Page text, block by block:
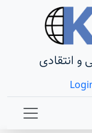
و انتقادی